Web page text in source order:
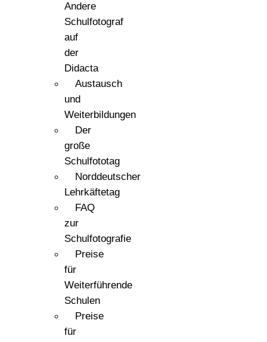
Andere
Schulfotograf
auf
der
Didacta
Austausch
und
Weiterbildungen
Der
große
Schulfototag
Norddeutscher
Lehrkäftetag
FAQ
zur
Schulfotografie
Preise
für
Weiterführende
Schulen
Preise
für